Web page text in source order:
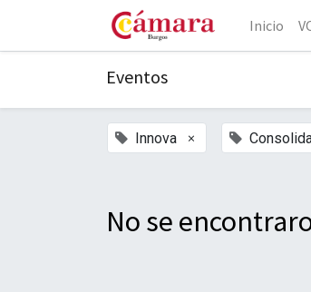
Inicio
Eventos
Innova ×
No se